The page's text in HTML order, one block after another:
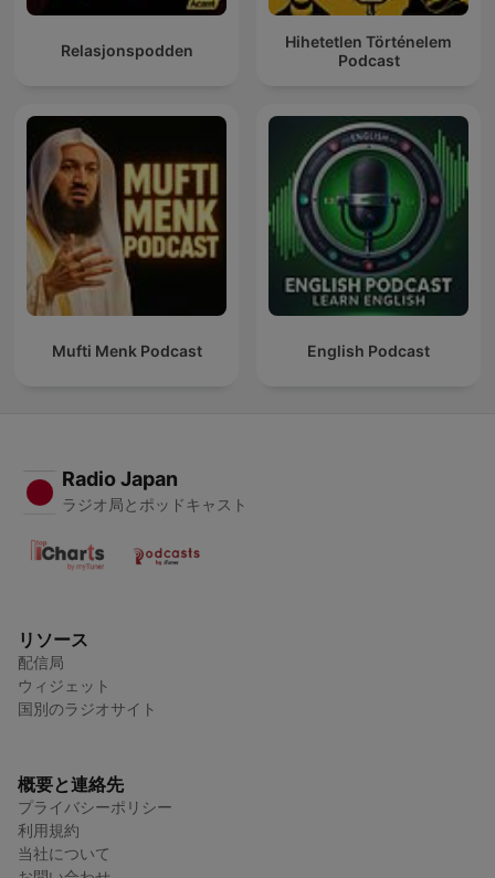
Relasjonspodden
Hihetetlen Történelem
Podcast
Mufti Menk Podcast English Podcast
Radio Japan
ラジオ局とポッドキャスト
リソース
配信局
ウィジェット
国別のラジオサイト
概要と連絡先
プライバシーポリシー
利用規約
当社について